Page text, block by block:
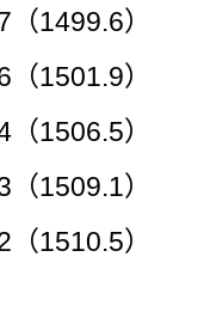
1499.6）
1501.9）
1506.5）
1509.1）
1510.5）